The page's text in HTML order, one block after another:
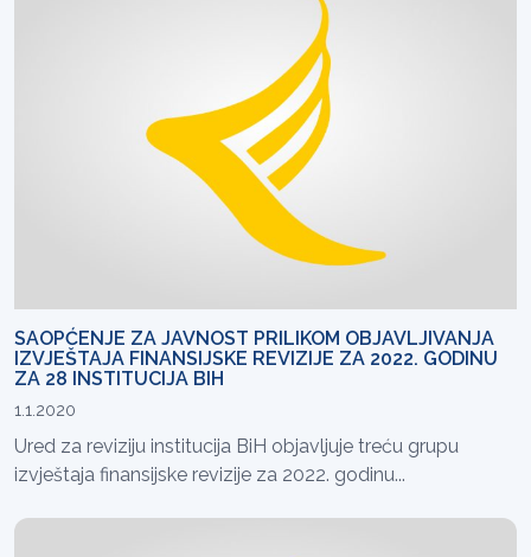
SAOPĆENJE ZA JAVNOST PRILIKOM OBJAVLJIVANJA
IZVJEŠTAJA FINANSIJSKE REVIZIJE ZA 2022. GODINU
ZA 28 INSTITUCIJA BIH
1.1.2020
Ured za reviziju institucija BiH objavljuje treću grupu
izvještaja finansijske revizije za 2022. godinu...